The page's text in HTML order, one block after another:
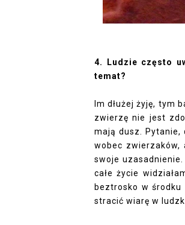
4. Ludzie często
temat?
Im dłużej żyję, tym
zwierzę nie jest
mają dusz. Pytanie,
wobec zwierzaków,
swoje
całe życie
beztrosko w
stracić wiarę w